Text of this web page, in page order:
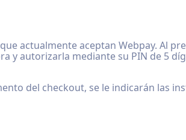
actualmente aceptan Webpay. Al
y autorizarla mediante su PIN de 5
del checkout, se le indicarán las